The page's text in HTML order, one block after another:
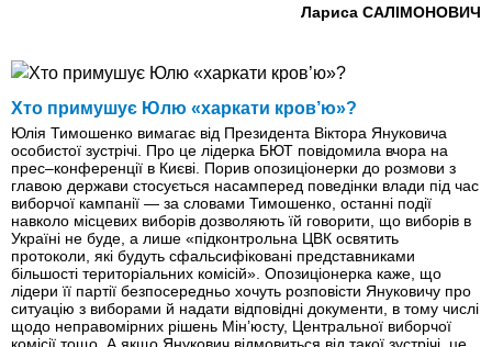
Лариса САЛІМОНОВИЧ
Хто примушує Юлю «харкати кров’ю»?
Юлія Тимошенко вимагає від Президента Віктора Януковича
особистої зустрічі. Про це лідерка БЮТ повідомила вчора на
прес–конференції в Києві. Порив опозиціонерки до розмови з
главою держави стосується насамперед поведінки влади під час
виборчої кампанії — за словами Тимошенко, останні події
навколо місцевих виборів дозволяють їй говорити, що виборів в
Україні не буде, а лише «підконтрольна ЦВК освятить
протоколи, які будуть сфальсифіковані представниками
більшості територіальних комісій». Опозиціонерка каже, що
лідери її партії безпосередньо хочуть розповісти Януковичу про
ситуацію з виборами й надати відповідні документи, в тому числі
щодо неправомірних рішень Мін’юсту, Центральної виборчої
комісії тощо. А якщо Янукович відмовиться від такої зустрічі, це